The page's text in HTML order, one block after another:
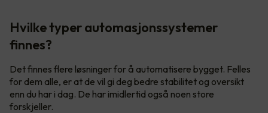
Hvilke typer automasjonssystemer
finnes?
Det finnes flere løsninger for å automatisere bygget. Felles
for dem alle, er at de vil gi deg bedre stabilitet og oversikt
enn du har i dag. De har imidlertid også noen store
forskjeller.